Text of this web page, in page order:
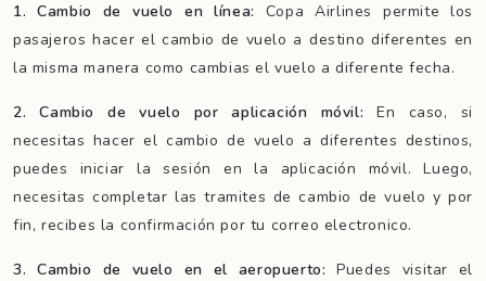
1. Cambio de vuelo en línea: Copa Airlines permite los
pasajeros hacer el cambio de vuelo a destino diferentes en
la misma manera como cambias el vuelo a diferente fecha.
2. Cambio de vuelo por aplicación móvil:En caso, si
necesitas hacer el cambio de vuelo a diferentes destinos,
puedes iniciar la sesión en la aplicación móvil. Luego,
necesitas completar las tramites de cambio de vuelo y por
fin, recibes la confirmación por tu correo electronico.
3. Cambio de vuelo en el aeropuerto:Puedes visitar el